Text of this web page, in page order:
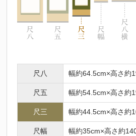
尺八 幅約64.5cm×高さ約
尺五 幅約54.5cm×高さ約
尺三 幅約44.5cm×高さ約
尺幅 幅約35cm×高さ約